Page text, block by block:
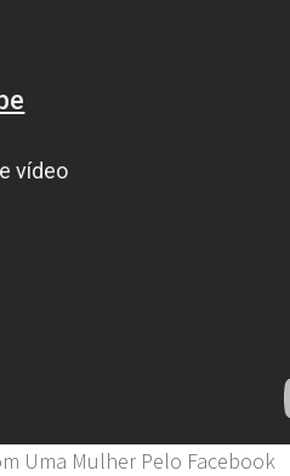
Uma Mulher Pelo Facebook